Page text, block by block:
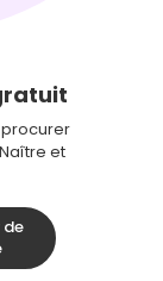
et
de